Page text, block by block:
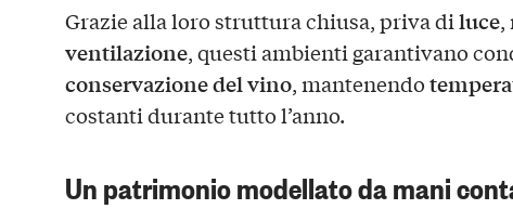
Grazie alla loro struttura chiusa, priva diluce,
ventilazione, questi ambienti garantivano
conservazione del vino, mantenendo
costanti durante tutto l’anno.
Un patrimonio modellato da mani